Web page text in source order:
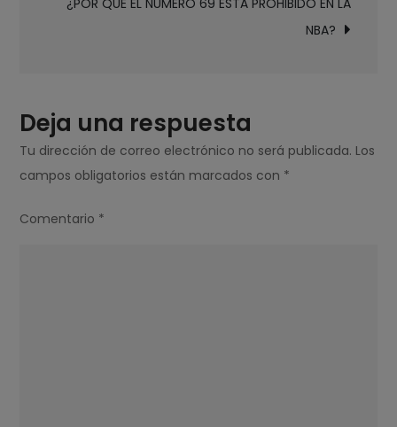
LA
¿POR QUÉ EL NÚMERO 69 ESTÁ PROHIBIDO EN LA
NBA?
Deja una respuesta
Tu dirección de correo electrónico no será publicada. Los
campos obligatorios están marcados con *
Comentario *